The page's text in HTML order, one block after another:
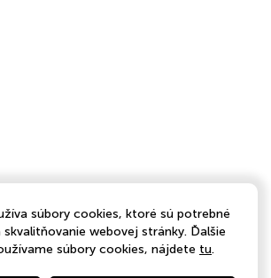
súbory cookies, ktoré sú potrebné
webovej stránky. Ďalšie
súbory cookies, nájdete tu.